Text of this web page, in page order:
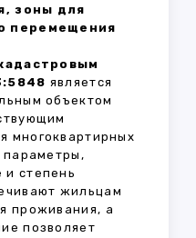
зоны для
перемещения
является
объектом
многоквартирных
параметры,
степень
жильцам
проживания, а
позволяет